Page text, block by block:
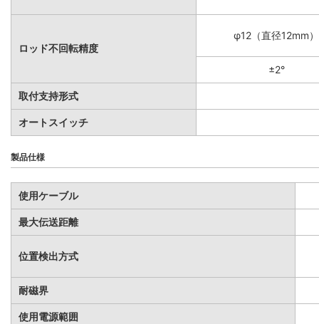
ロッド不回転精度
φ12（直径12mm）
±2°
取付支持形式
オートスイッチ
製品仕様
使用ケーブル
最大伝送距離
位置検出方式
耐磁界
使用電源範囲